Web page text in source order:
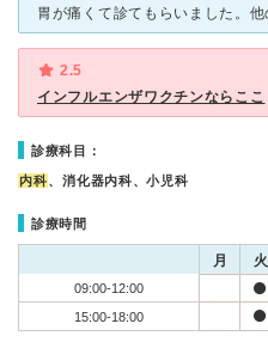
2.5
インフルエンザワクチンならここ
診療科目：
内科、消化器内科、小児科
診療時間
月 火
09:00-12:00
15:00-18:00